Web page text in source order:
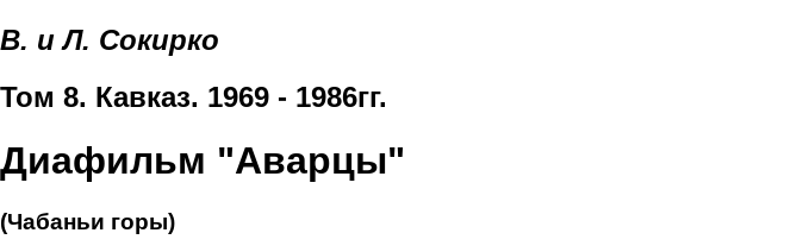
В. и Л. Сокирко
Том 8. Кавказ. 1969 - 1986гг.
Диафильм "Аварцы"
(Чабаньи горы)